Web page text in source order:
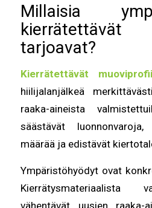
Millaisia
kierrätettävät
tarjoavat?
Kierrätettävät
hiilijalanjälkeä
raaka-aineista
säästävät
määrää ja edistävät
Ympäristöhyödyt ovat
Kierrätysmateriaalista
vähentävät uusien raaka-